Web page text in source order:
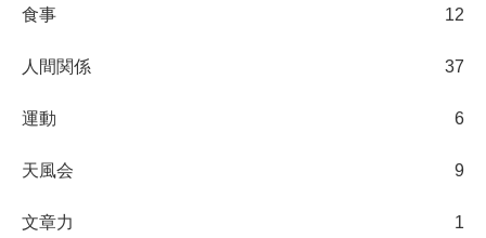
食事 12
人間関係 37
運動 6
天風会 9
文章力 1